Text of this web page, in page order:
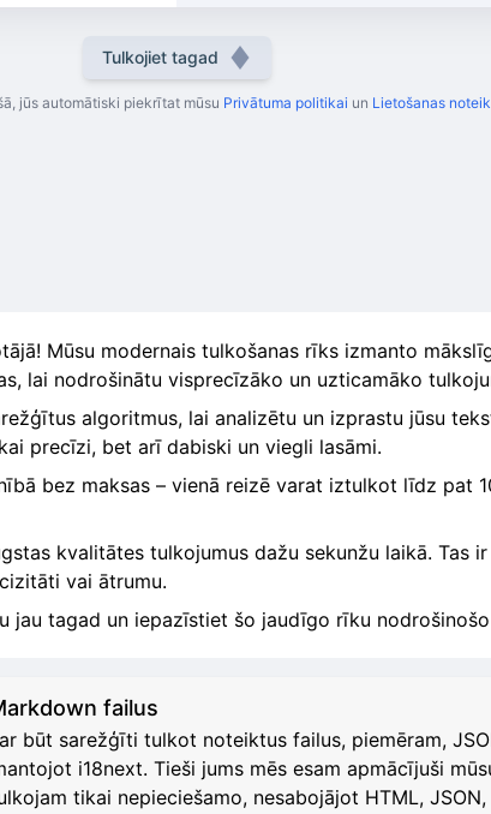
Tulkojiet tagad
jūs automātiski piekrītat mūsu Privātuma politikai un Lietošanas
Mūsu modernais tulkošanas rīks izmanto
lai nodrošinātu visprecīzāko un uzticamāko
algoritmus, lai analizētu un izprastu jūsu
precīzi, bet arī dabiski un viegli lasāmi.
bez maksas – vienā reizē varat iztulkot līdz pat
kvalitātes tulkojumus dažu sekunžu laikā. Tas
vai ātrumu.
jau tagad un iepazīstiet šo jaudīgo rīku
failus
būt sarežģīti tulkot noteiktus failus, piemēram,
i18next. Tieši jums mēs esam apmācījuši
tikai nepieciešamo, nesabojājot HTML,